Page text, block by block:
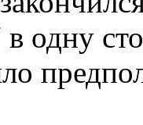
в одну